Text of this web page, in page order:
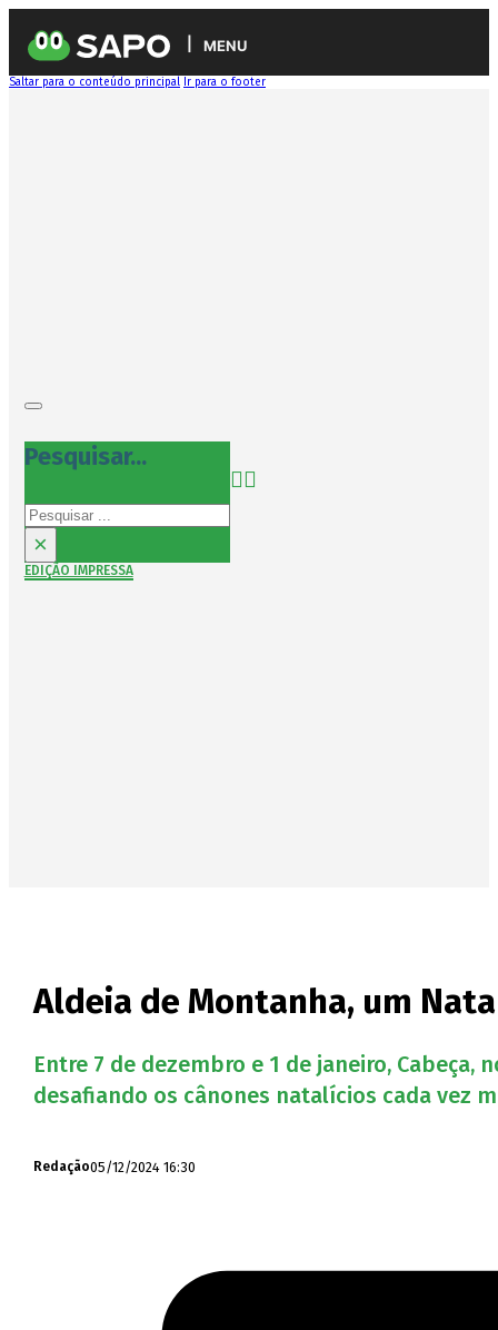
MENU
Saltar para o conteúdo principal Ir para o footer
Pesquisar...
Pesquisar
×
EDIÇÃO IMPRESSA
Aldeia de Montanha, um
Entre 7 de dezembro e 1 de janeiro,
desafiando os cânones natalícios cada vez
Redação05/12/2024 16:30